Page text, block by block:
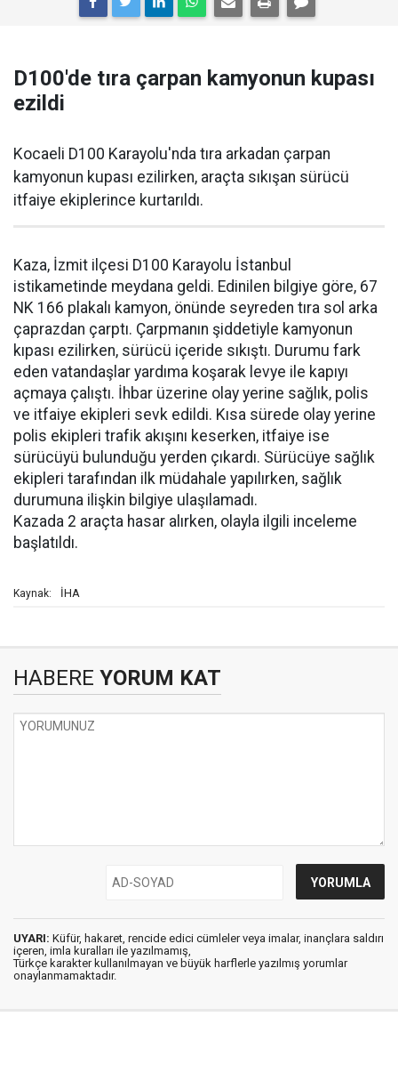
D100'de tıra çarpan kamyonun kupası
ezildi
Kocaeli D100 Karayolu'nda tıra arkadan çarpan
kamyonun kupası ezilirken, araçta sıkışan sürücü
itfaiye ekiplerince kurtarıldı.
Kaza, İzmit ilçesi D100 Karayolu İstanbul
istikametinde meydana geldi. Edinilen bilgiye göre, 67
NK 166 plakalı kamyon, önünde seyreden tıra sol arka
çaprazdan çarptı. Çarpmanın şiddetiyle kamyonun
kıpası ezilirken, sürücü içeride sıkıştı. Durumu fark
eden vatandaşlar yardıma koşarak levye ile kapıyı
açmaya çalıştı. İhbar üzerine olay yerine sağlık, polis
ve itfaiye ekipleri sevk edildi. Kısa sürede olay yerine
polis ekipleri trafik akışını keserken, itfaiye ise
sürücüyü bulunduğu yerden çıkardı. Sürücüye sağlık
ekipleri tarafından ilk müdahale yapılırken, sağlık
durumuna ilişkin bilgiye ulaşılamadı.
Kazada 2 araçta hasar alırken, olayla ilgili inceleme
başlatıldı.
Kaynak: İHA
HABERE YORUM KAT
UYARI: Küfür, hakaret, rencide edici cümleler veya imalar, inançlara saldırı
içeren, imla kuralları ile yazılmamış,
Türkçe karakter kullanılmayan ve büyük harflerle yazılmış yorumlar
onaylanmamaktadır.